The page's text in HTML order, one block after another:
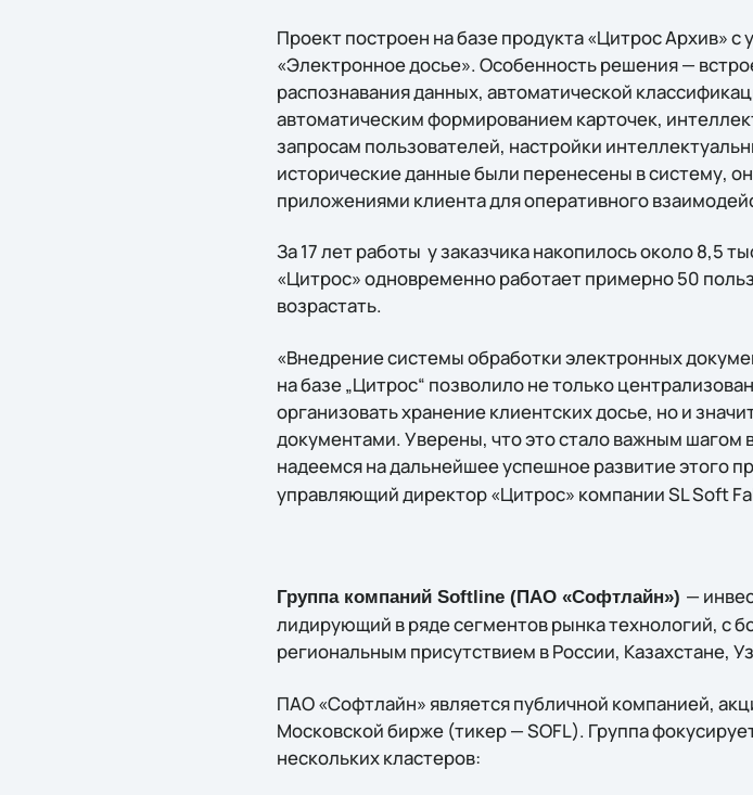
Проект построен на базе продукта «Цитрос Архив»
«Электронное досье». Особенность решения —
распознавания данных, автоматической
автоматическим формированием карточек,
запросам пользователей, настройки
исторические данные были перенесены в систему,
приложениями клиента для оперативного
За 17 лет работы у заказчика накопилось около 8,5
«Цитрос» одновременно работает примерно 50
возрастать.
«Внедрение системы обработки электронных
на базе „Цитрос“ позволило не только
организовать хранение клиентских досье, но и
документами. Уверены, что это стало важным шагом
надеемся на дальнейшее успешное развитие этого
управляющий директор «Цитрос» компании SL Soft
Группа компаний Softline (ПАО «Софтлайн») —
лидирующий в ряде сегментов рынка технологий, c
региональным присутствием в России, Казахстане,
ПАО «Софтлайн» является публичной компанией,
Московской бирже (тикер — SOFL). Группа
нескольких кластеров: